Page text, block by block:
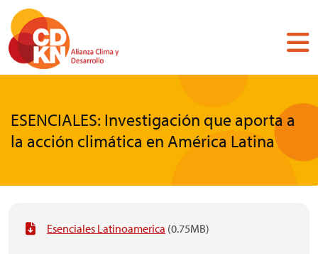
Pasar
contenido
principal
ESENCIALES: Investigación que aporta a
la acción climática en América Latina
Esenciales Latinoamerica (0.75MB)